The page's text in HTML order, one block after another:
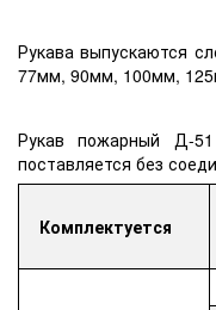
Рукава выпускаются
77мм, 90мм, 100мм,
Рукав пожарный Д-
поставляется без
Комплектуется